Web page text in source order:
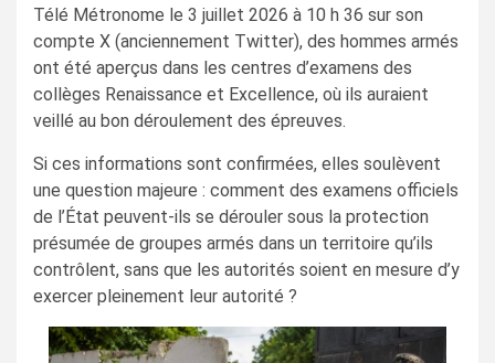
Télé Métronome le 3 juillet 2026 à 10 h 36 sur son
compte X (anciennement Twitter), des hommes armés
ont été aperçus dans les centres d’examens des
collèges Renaissance et Excellence, où ils auraient
veillé au bon déroulement des épreuves.
Si ces informations sont confirmées, elles soulèvent
une question majeure : comment des examens officiels
de l’État peuvent-ils se dérouler sous la protection
présumée de groupes armés dans un territoire qu’ils
contrôlent, sans que les autorités soient en mesure d’y
exercer pleinement leur autorité ?